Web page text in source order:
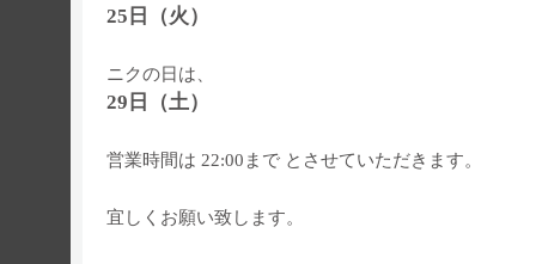
25日（火）
ニクの日は、
29日（土）
営業時間は 22:00まで とさせていただきます。
宜しくお願い致します。